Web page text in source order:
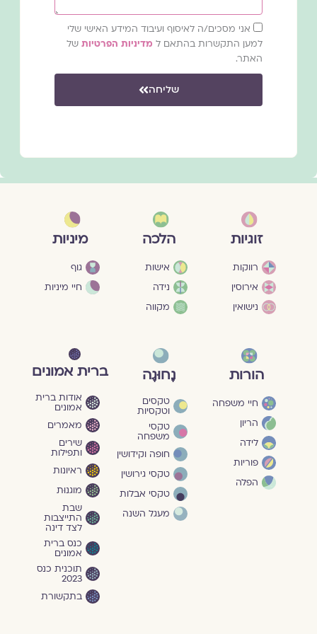
ר
צ
אני מסכים/ה לאיסוף ועיבוד המידע האישי שלי
למען התקשרות בהתאם ל מדיניות הפרטיות של
האתר.
שליחה
זוגיות
רווקות
אירוסין
נישואין
הלכה
אישות
נידה
מקווה
מיניות
גוף
חיי מיניות
הורות
חיי משפחה
הריון
לידה
פוריות
הפלה
נָחוּגָה
טקסים
וטקסיות
טקסי
משפחה
חופה וקידושין
טקסי גירושין
טקסי אבלות
מעגל השנה
ברית אמונים
אודות ברית
אמונים
מאמרים
שירים
ותפילות
ראיונות
מוגנוּת
שבת
התייצבות
לצד דינה
כנס ברית
אמונים
תוכנית כנס
2023
בתקשורת